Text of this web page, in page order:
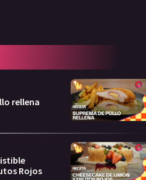
rellena
Rojos